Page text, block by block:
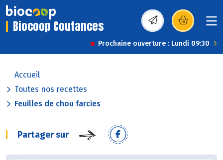
Biocoop Coutances (s’ouvre dans une
Prochaine ouverture : Lundi 09:30
Accueil
Toutes nos recettes
Feuilles de chou farcies
Partager sur